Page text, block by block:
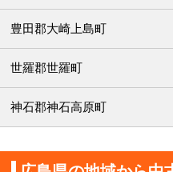
豊田郡大崎上島町
世羅郡世羅町
神石郡神石高原町